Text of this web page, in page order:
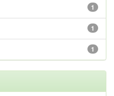
1
1
1